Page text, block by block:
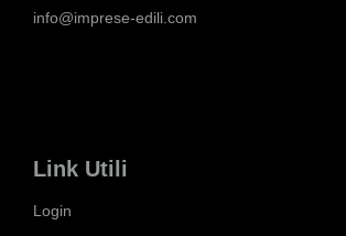
info@imprese-edili.com
Link Utili
Login